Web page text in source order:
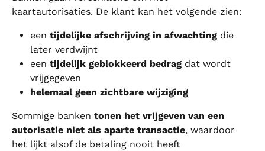
kaartautorisaties. De klant kan het volgende zien:
een tijdelijke afschrijving in afwachting die
later verdwijnt
een tijdelijk geblokkeerd bedrag dat wordt
vrijgegeven
helemaal geen zichtbare wijziging
Sommige banken tonen het vrijgeven van een
autorisatie niet als aparte transactie, waardoor
het lijkt alsof de betaling nooit heeft